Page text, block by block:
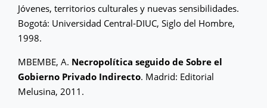
Jóvenes, territorios culturales y nuevas sensibilidades.
Bogotá: Universidad Central-DIUC, Siglo del Hombre,
1998.
MBEMBE, A. Necropolítica seguido de Sobre el
Gobierno Privado Indirecto. Madrid: Editorial
Melusina, 2011.